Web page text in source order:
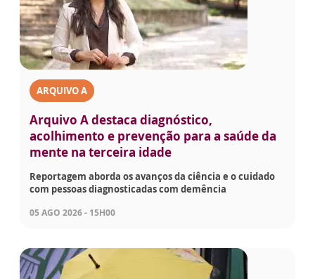
ARQUIVO A
Arquivo A destaca diagnóstico,
acolhimento e prevenção para a saúde da
mente na terceira idade
Reportagem aborda os avanços da ciência e o cuidado
com pessoas diagnosticadas com demência
05 AGO 2026 - 15H00